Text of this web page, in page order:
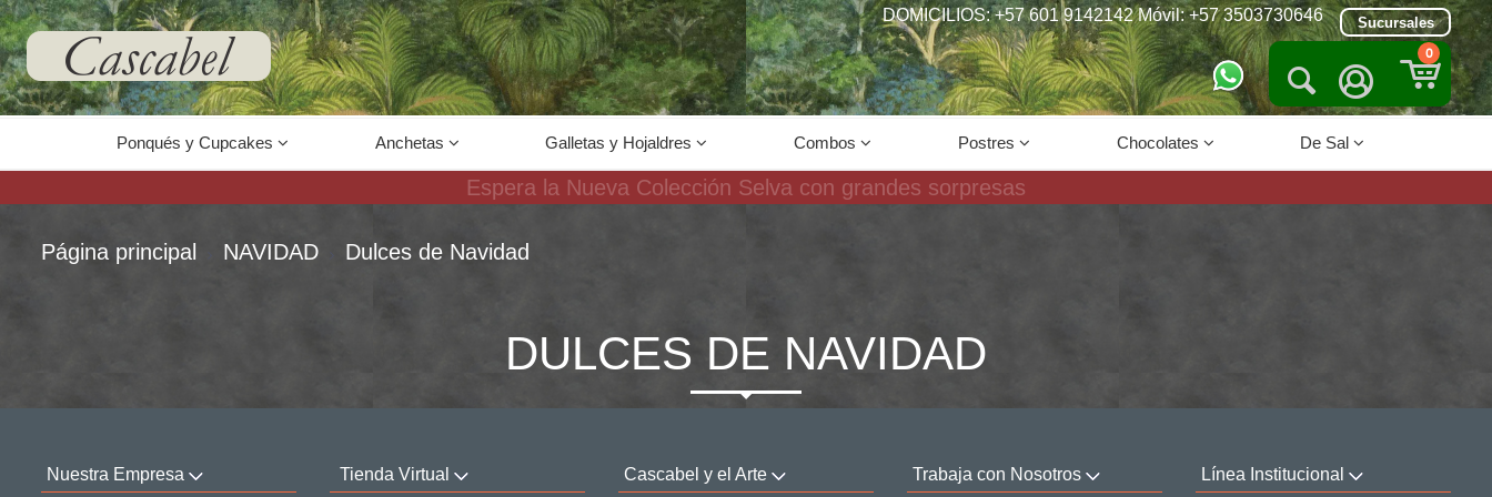
67
Sucursales
DOMICILIOS: +57 601 9142142 Móvil: +57 3503730646
0


Ponqués y Cupcakes Anchetas Galletas y Hojaldres Combos Postres Chocolates De Sal
25% de descuento en combos de sal y dulce
Página principal NAVIDAD Dulces de Navidad
DULCES DE NAVIDAD
Nuestra Empresa Tienda Virtual Cascabel y el Arte Trabaja con Nosotros Línea Institucional